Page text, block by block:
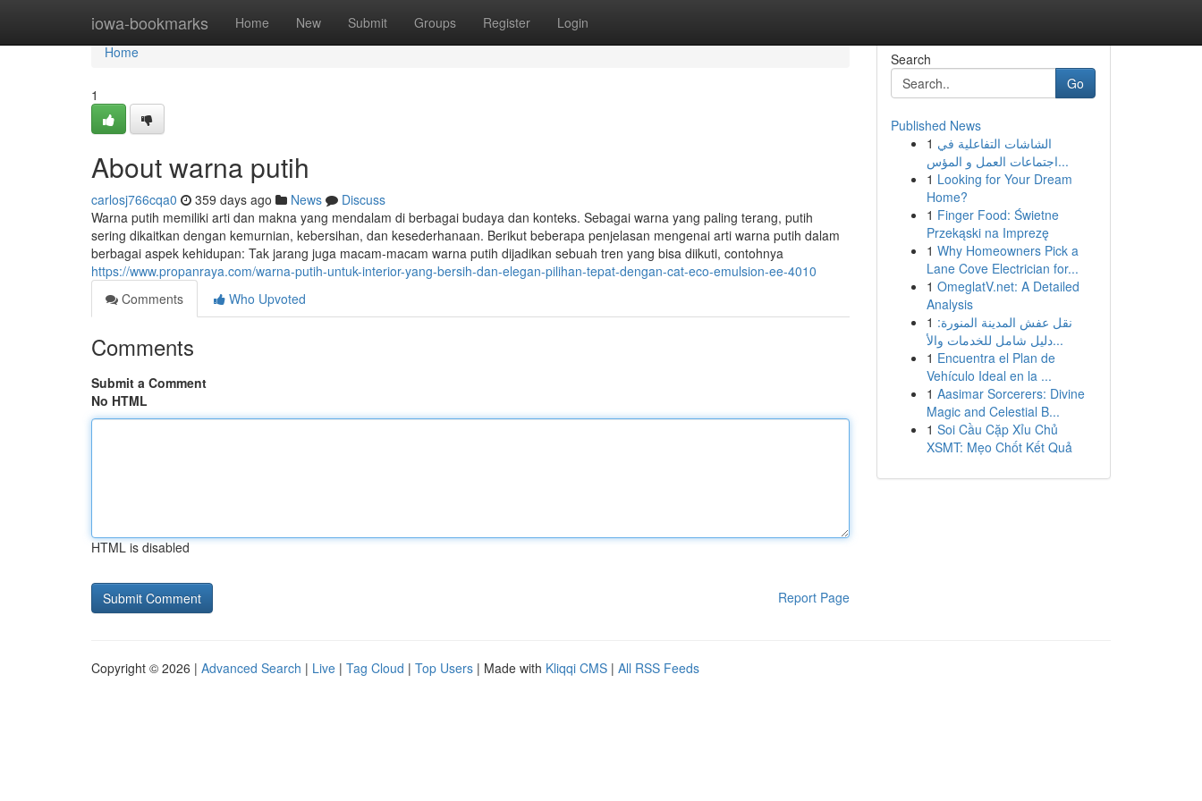
iowa-bookmarks Home New Submit Groups Register Login
Home
Home
1
About warna putih
carlosj766cqa0 359 days ago News
Discuss
Warna putih memiliki arti dan makna yang mendalam di berbagai budaya dan konteks. Sebagai warna yang paling terang, putih
sering dikaitkan dengan kemurnian, kebersihan, dan kesederhanaan. Berikut beberapa penjelasan mengenai arti warna putih dalam
berbagai aspek kehidupan: Tak jarang juga macam-macam warna putih dijadikan sebuah tren yang bisa diikuti, contohnya
https://www.propanraya.com/warna-putih-untuk-interior-yang-bersih-dan-elegan-pilihan-tepat-dengan-cat-eco-emulsion-ee-4010
Comments
Who Upvoted
Comments
Submit a Comment
No HTML
HTML is disabled
Report Page
Search
Go
Published News
1 الشاشات التفاعلية في
اجتماعات العمل و المؤس...
1 Looking for Your Dream
Home?
1 Finger Food: Świetne
Przekąski na Imprezę
1 Why Homeowners Pick a
Lane Cove Electrician for...
1 OmeglatV.net: A Detailed
Analysis
1 نقل عفش المدينة المنورة:
دليل شامل للخدمات والأ...
1 Encuentra el Plan de
Vehículo Ideal en la ...
1 Aasimar Sorcerers: Divine
Magic and Celestial B...
1 Soi Cầu Cặp Xỉu Chủ
XSMT: Mẹo Chốt Kết Quả
Copyright © 2026 | Advanced Search | Live | Tag Cloud | Top Users | Made with Kliqqi CMS | All RSS Feeds